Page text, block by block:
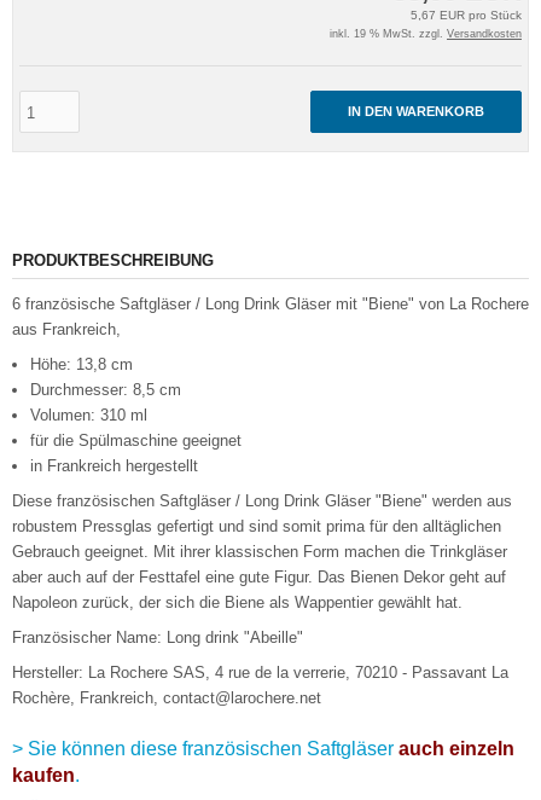
5,67 EUR pro Stück
inkl. 19 % MwSt. zzgl. Versandkosten
IN DEN WARENKORB
PRODUKTBESCHREIBUNG
6 französische Saftgläser / Long Drink Gläser mit "Biene" von La Rochere
aus Frankreich,
Höhe: 13,8 cm
Durchmesser: 8,5 cm
Volumen: 310 ml
für die Spülmaschine geeignet
in Frankreich hergestellt
Diese französischen Saftgläser / Long Drink Gläser "Biene" werden aus
robustem Pressglas gefertigt und sind somit prima für den alltäglichen
Gebrauch geeignet. Mit ihrer klassischen Form machen die Trinkgläser
aber auch auf der Festtafel eine gute Figur. Das Bienen Dekor geht auf
Napoleon zurück, der sich die Biene als Wappentier gewählt hat.
Französischer Name: Long drink "Abeille"
Hersteller: La Rochere SAS, 4 rue de la verrerie, 70210 - Passavant La
Rochère, Frankreich, contact@larochere.net
> Sie können diese französischen Saftgläser auch einzeln
kaufen.